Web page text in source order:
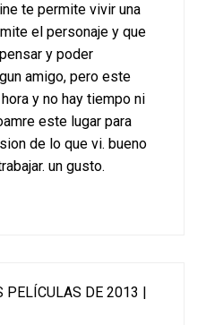
te permite vivir una
el personaje y que
y poder
amigo, pero este
y no hay tiempo ni
este lugar para
de lo que vi. bueno
un gusto.
PELÍCULAS DE 2013 |